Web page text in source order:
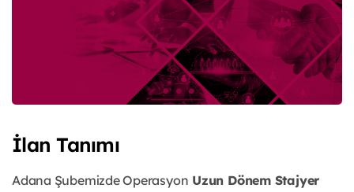
İlan Tanımı
Adana Şubemizde Operasyon Uzun Dönem Stajyer